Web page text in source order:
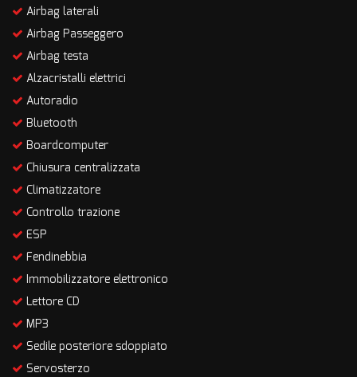
Airbag laterali
Airbag Passeggero
Airbag testa
Alzacristalli elettrici
Autoradio
Bluetooth
Boardcomputer
Chiusura centralizzata
Climatizzatore
Controllo trazione
ESP
Fendinebbia
Immobilizzatore elettronico
Lettore CD
MP3
Sedile posteriore sdoppiato
Servosterzo